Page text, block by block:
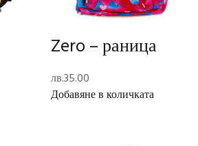
Zero – раница
лв.35.00
Добавяне в количката